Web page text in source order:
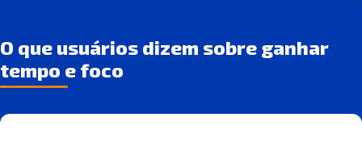
O que usuários dizem sobre ganhar
tempo e foco